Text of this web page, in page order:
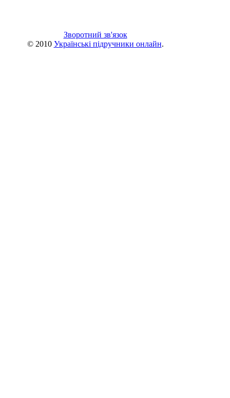
Зворотний зв'язок
© 2010 Українські підручники онлайн.